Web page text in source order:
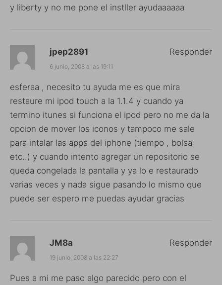
y liberty y no me pone el instller ayudaaaaaa
jpep2891
6 junio, 2008 a las 19:11
esferaa , necesito tu ayuda me es que mira
restaure mi ipod touch a la 1.1.4 y cuando ya
termino itunes si funciona el ipod pero no me da la
opcion de mover los iconos y tampoco me sale
para intalar las apps del iphone (tiempo , bolsa
etc..) y cuando intento agregar un repositorio se
queda congelada la pantalla y ya lo e restaurado
varias veces y nada sigue pasando lo mismo que
puede ser espero me puedas ayudar gracias
Responder
JM8a
19 junio, 2008 a las 22:27
Pues a mi me paso algo parecido pero con el
Responder